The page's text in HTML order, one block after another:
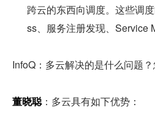
跨云的东西向调度。这些调
ss、服务注册发现、Service
InfoQ：多云解决的是什么问题
董晓聪：多云具有如下优势：